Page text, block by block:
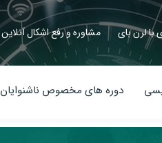
با لرن بای مشاوره و رفع اشکال آنلاین
دوره های مخصوص ناشنوایان